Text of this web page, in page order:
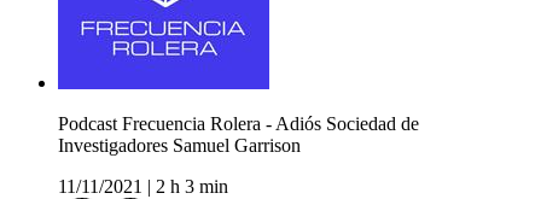
Podcast Frecuencia Rolera - Adiós Sociedad de
Investigadores Samuel Garrison
11/11/2021
2 h 3 min